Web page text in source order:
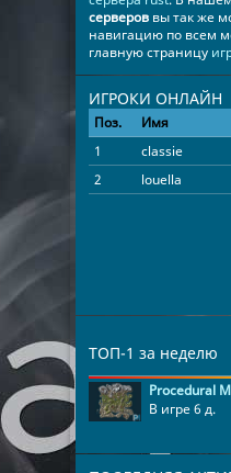
серверов вы так же
навигацию по всем
главную страницу
ИГРОКИ ОНЛАЙН
Поз. Имя
1
classie
2
louella
ТОП-1 за неделю
Procedural
В игре 6 д.